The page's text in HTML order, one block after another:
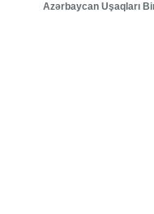
Azərbaycan Uşaqları